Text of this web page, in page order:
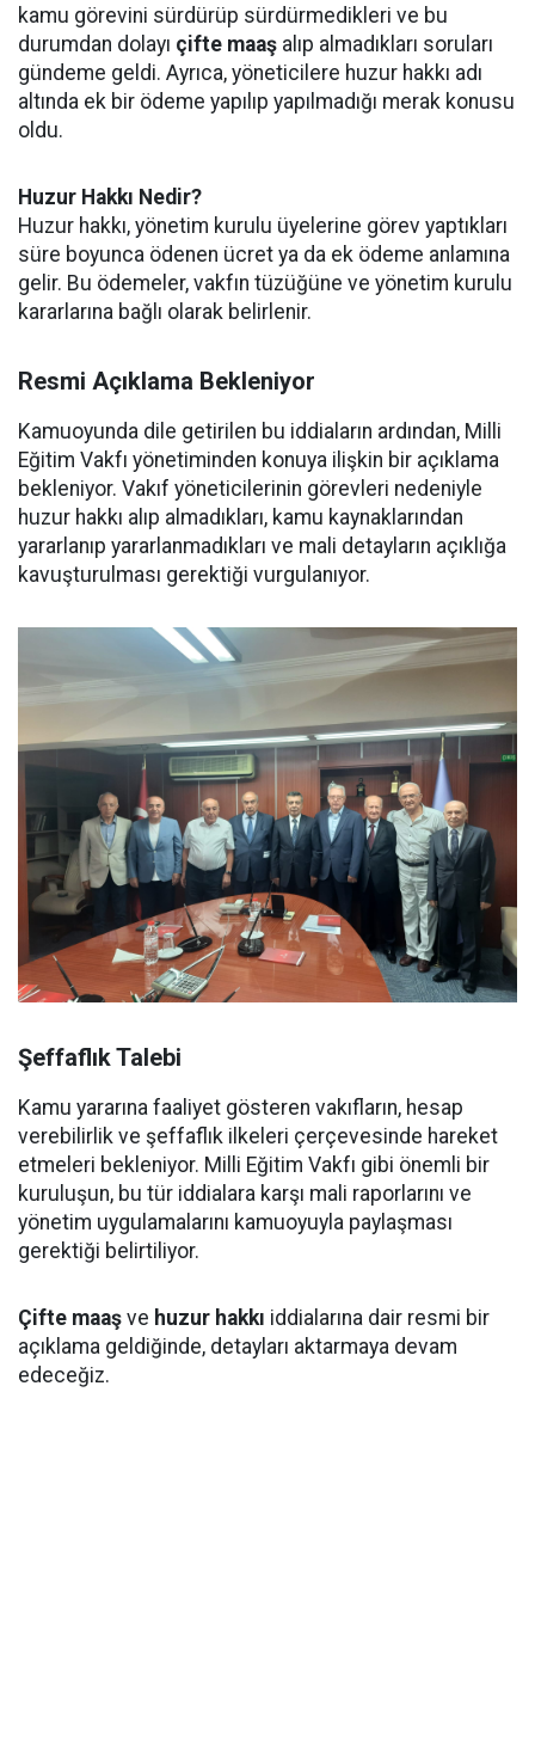
kamu görevini sürdürüp sürdürmedikleri ve bu
durumdan dolayı çifte maaş alıp almadıkları soruları
gündeme geldi. Ayrıca, yöneticilere huzur hakkı adı
altında ek bir ödeme yapılıp yapılmadığı merak konusu
oldu.
Huzur Hakkı Nedir?
Huzur hakkı, yönetim kurulu üyelerine görev yaptıkları
süre boyunca ödenen ücret ya da ek ödeme anlamına
gelir. Bu ödemeler, vakfın tüzüğüne ve yönetim kurulu
kararlarına bağlı olarak belirlenir.
Resmi Açıklama Bekleniyor
Kamuoyunda dile getirilen bu iddiaların ardından, Milli
Eğitim Vakfı yönetiminden konuya ilişkin bir açıklama
bekleniyor. Vakıf yöneticilerinin görevleri nedeniyle
huzur hakkı alıp almadıkları, kamu kaynaklarından
yararlanıp yararlanmadıkları ve mali detayların açıklığa
kavuşturulması gerektiği vurgulanıyor.
Şeffaflık Talebi
Kamu yararına faaliyet gösteren vakıfların, hesap
verebilirlik ve şeffaflık ilkeleri çerçevesinde hareket
etmeleri bekleniyor. Milli Eğitim Vakfı gibi önemli bir
kuruluşun, bu tür iddialara karşı mali raporlarını ve
yönetim uygulamalarını kamuoyuyla paylaşması
gerektiği belirtiliyor.
Çifte maaş ve huzur hakkı iddialarına dair resmi bir
açıklama geldiğinde, detayları aktarmaya devam
edeceğiz.